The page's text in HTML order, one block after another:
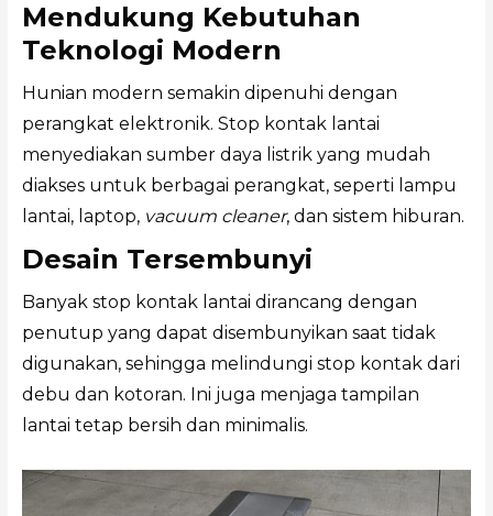
Mendukung Kebutuhan
Teknologi Modern
Hunian modern semakin dipenuhi dengan
perangkat elektronik. Stop kontak lantai
menyediakan sumber daya listrik yang mudah
diakses untuk berbagai perangkat, seperti lampu
lantai, laptop, vacuum cleaner, dan sistem hiburan.
Desain Tersembunyi
Banyak stop kontak lantai dirancang dengan
penutup yang dapat disembunyikan saat tidak
digunakan, sehingga melindungi stop kontak dari
debu dan kotoran. Ini juga menjaga tampilan
lantai tetap bersih dan minimalis.